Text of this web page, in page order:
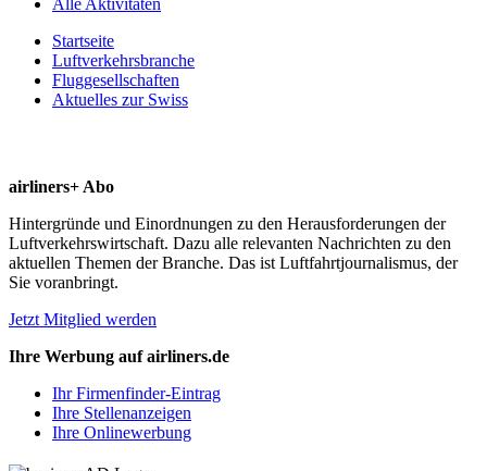
Startseite
Luftverkehrsbranche
Fluggesellschaften
Aktuelles zur Swiss
airliners+ Abo
Hintergründe und Einordnungen zu den Herausforderungen der
Luftverkehrswirtschaft. Dazu alle relevanten Nachrichten zu den
aktuellen Themen der Branche. Das ist Luftfahrtjournalismus, der
Sie voranbringt.
Jetzt Mitglied werden
Ihre Werbung auf airliners.de
Ihr Firmenfinder-Eintrag
Ihre Stellenanzeigen
Ihre Onlinewerbung